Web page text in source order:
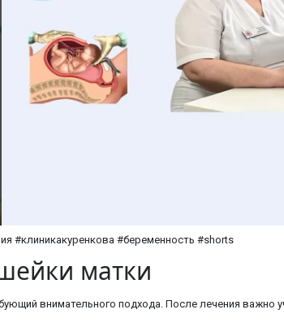
#клиникакуренкова #беременность #shorts
матки
внимательного подхода. После лечения важно